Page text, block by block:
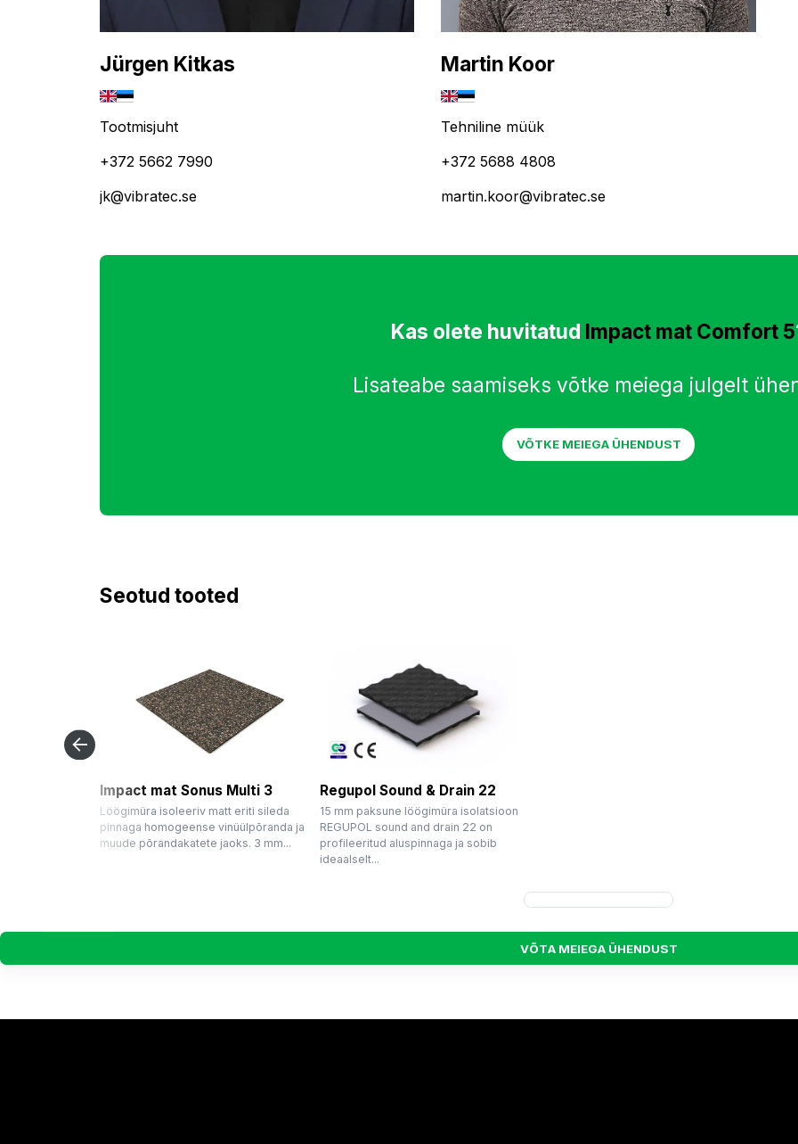
Jürgen Kitkas
Tootmisjuht
+372 5662 7990
jk@vibratec.se
Martin Koor
Tehniline müük
+372 5688 4808
martin.koor@vibratec.se
Kas olete huvitatud Impact mat Comfort 5
Lisateabe saamiseks võtke meiega julgelt
VÕTKE MEIEGA ÜHENDUST
Seotud tooted
Impact mat Sonus Multi 3
Löögimüra isoleeriv matt eriti sileda
pinnaga homogeense vinüülpõranda ja
muude põrandakatete jaoks. 3 mm...
Regupol Sound & Drain 22
15 mm paksune löögimüra isolatsioon
REGUPOL sound and drain 22 on
profileeritud aluspinnaga ja sobib
ideaalselt...
VÕTA MEIEGA ÜHENDUST